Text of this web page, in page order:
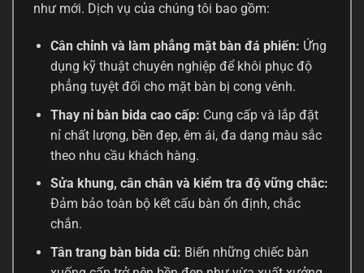
như mới. Dịch vụ của chúng tôi bao gồm:
Cân chỉnh và làm phẳng mặt bàn đá phiến: Ứng
dụng kỹ thuật chuyên nghiệp để khôi phục độ
phẳng tuyệt đối cho mặt bàn bị cong vênh.
Thay nỉ bàn bida cao cấp: Cung cấp và lắp đặt
nỉ chất lượng, bền đẹp, êm ái, đa dạng màu sắc
theo nhu cầu khách hàng.
Sửa khung, cân chân và kiểm tra độ vững chắc:
Đảm bảo toàn bộ kết cấu bàn ổn định, chắc
chắn.
Tân trang bàn bida cũ: Biến những chiếc bàn